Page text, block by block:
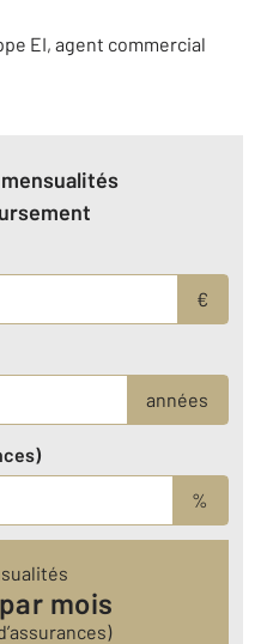
EI, agent commercial
€
années
%
mois